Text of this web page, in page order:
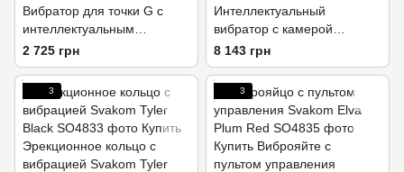
Вибратор для точки G с
интеллектуальным
режимом Svakom Amy Violet
2 725 грн
Интеллектуальный
вибратор с камерой
Svakom Siime Eye Pale Pink
8 143 грн
3 3